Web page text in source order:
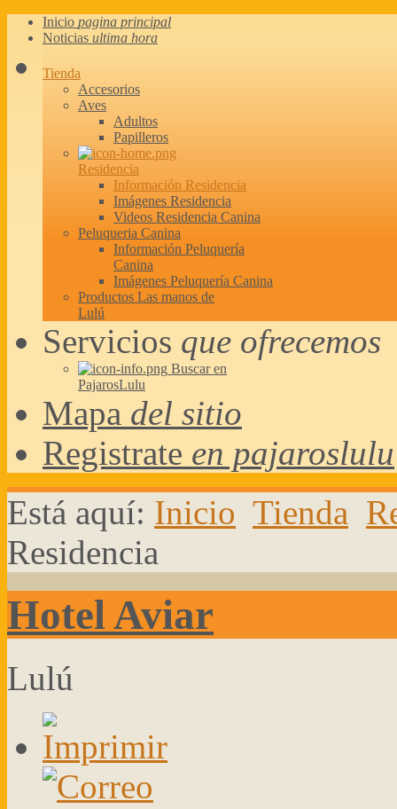
Inicio pagina principal
Noticias ultima hora
Tienda
Accesorios
Aves
Adultos
Papilleros
Residencia
Información Residencia
Imágenes Residencia
Videos Residencia Canina
Peluqueria Canina
Información Peluquería
Canina
Imágenes Peluquería Canina
Productos Las manos de
Lulú
Servicios que ofrecemos
Buscar en
PajarosLulu
Mapa del sitio
Registrate en pajaroslulu
Está aquí: Inicio Tienda
Residencia
Hotel Aviar
Lulú